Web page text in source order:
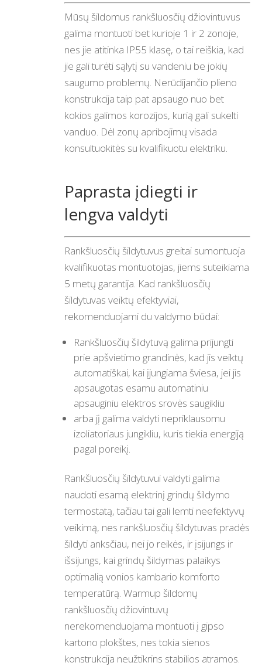
Mūsų šildomus rankšluosčių džiovintuvus
galima montuoti bet kurioje 1 ir 2 zonoje,
nes jie atitinka IP55 klasę, o tai reiškia, kad
jie gali turėti sąlytį su vandeniu be jokių
saugumo problemų. Nerūdijančio plieno
konstrukcija taip pat apsaugo nuo bet
kokios galimos korozijos, kurią gali sukelti
vanduo. Dėl zonų apribojimų visada
konsultuokitės su kvalifikuotu elektriku.
Paprasta įdiegti ir
lengva valdyti
Rankšluosčių šildytuvus greitai sumontuoja
kvalifikuotas montuotojas, jiems suteikiama
5 metų garantija. Kad rankšluosčių
šildytuvas veiktų efektyviai,
rekomenduojami du valdymo būdai:
Rankšluosčių šildytuvą galima prijungti
prie apšvietimo grandinės, kad jis veiktų
automatiškai, kai įjungiama šviesa, jei jis
apsaugotas esamu automatiniu
apsauginiu elektros srovės saugikliu
arba jį galima valdyti nepriklausomu
izoliatoriaus jungikliu, kuris tiekia energiją
pagal poreikį.
Rankšluosčių šildytuvui valdyti galima
naudoti esamą elektrinį grindų šildymo
termostatą, tačiau tai gali lemti neefektyvų
veikimą, nes rankšluosčių šildytuvas pradės
šildyti anksčiau, nei jo reikės, ir įsijungs ir
išsijungs, kai grindų šildymas palaikys
optimalią vonios kambario komforto
temperatūrą. Warmup šildomų
rankšluosčių džiovintuvų
nerekomenduojama montuoti į gipso
kartono plokštes, nes tokia sienos
konstrukcija neužtikrins stabilios atramos.